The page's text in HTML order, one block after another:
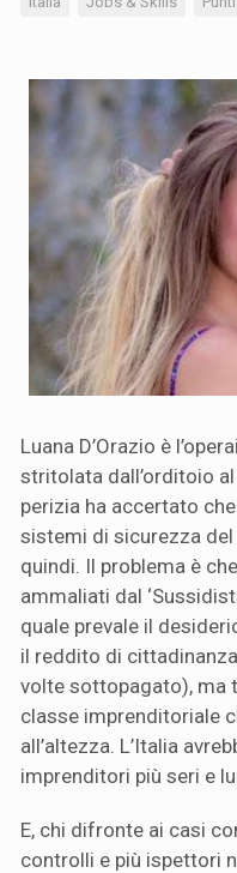
Luana D’Orazio è
stritolata dall’orditoio
perizia ha accertato
sistemi di sicurezza
quindi. Il problema è
ammaliati dal
quale prevale il
il reddito di
volte sottopagato), ma
classe imprenditoriale
all’altezza. L’Italia
imprenditori più seri e
E, chi difronte ai casi
controlli e più ispettori